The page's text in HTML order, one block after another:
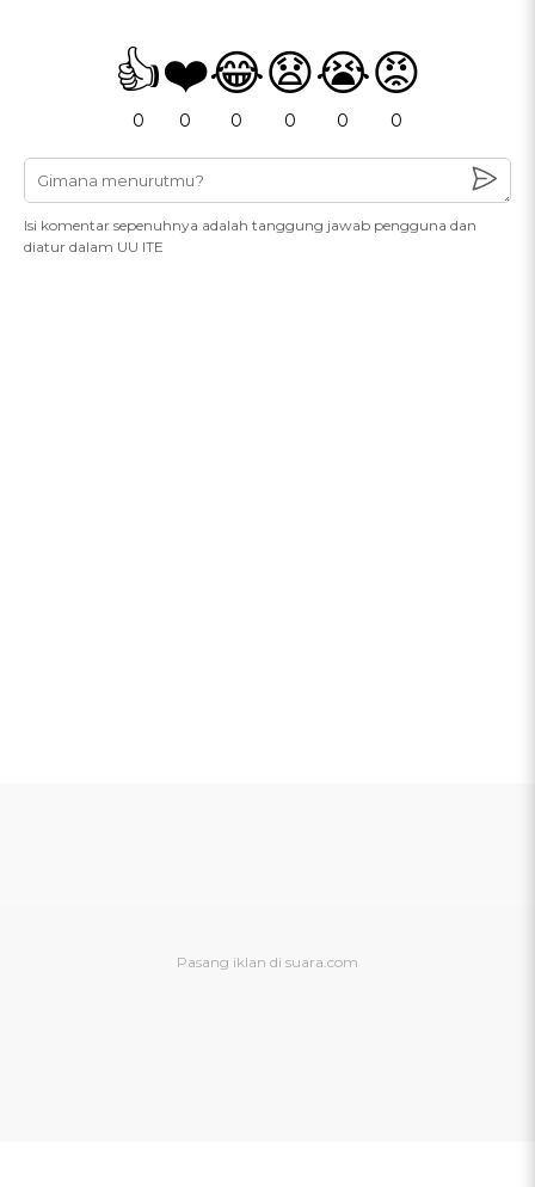
👍
0
❤️
0
😂
0
😧
0
😭
0
😡
0
Isi komentar sepenuhnya adalah tanggung jawab pengguna dan
diatur dalam UU ITE